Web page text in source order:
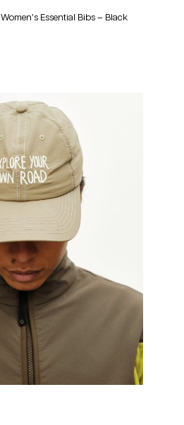
Women’s Essential Bibs – Black